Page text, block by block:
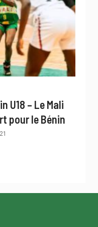
U18 – Le Mali
pour le Bénin